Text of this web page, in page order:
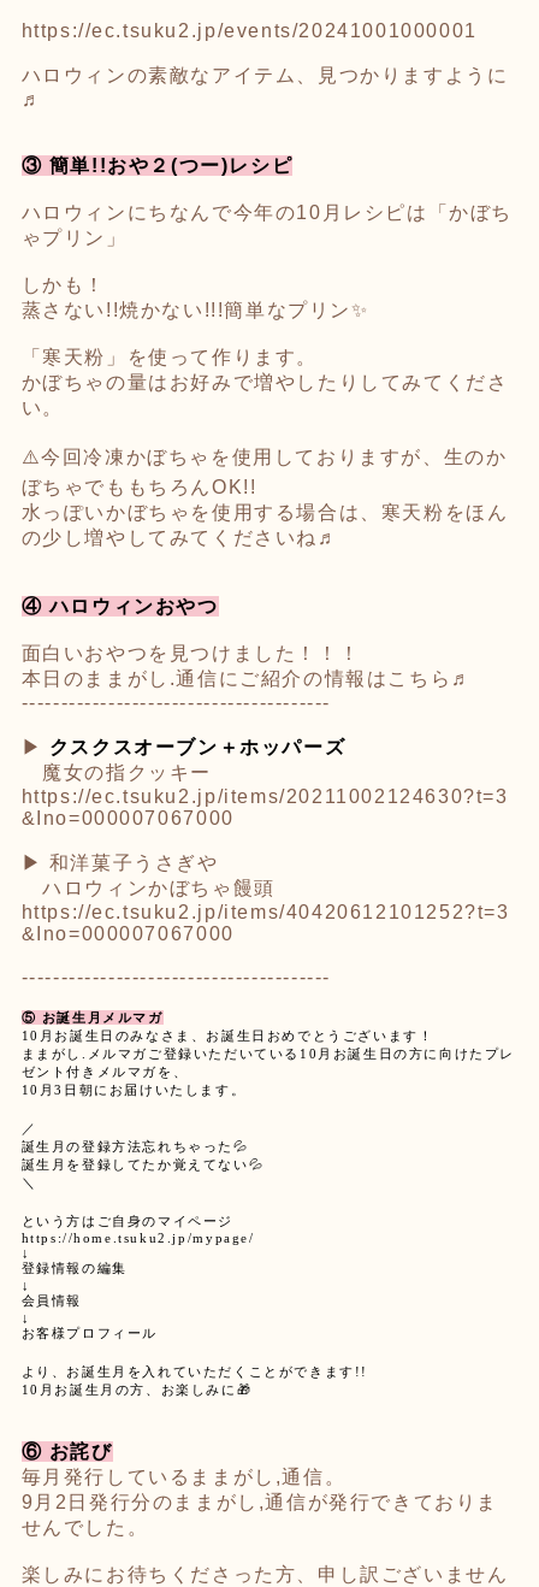
https://ec.tsuku2.jp/events/20241001000001
ハロウィンの素敵なアイテム、見つかりますように
♬
③ 簡単!!おや２(つー)レシピ
ハロウィンにちなんで今年の10月レシピは「かぼち
ゃプリン」
しかも！
蒸さない!!焼かない!!!簡単なプリン✨
「寒天粉」を使って作ります。
かぼちゃの量はお好みで増やしたりしてみてくださ
い。
⚠️今回冷凍かぼちゃを使用しておりますが、生のか
ぼちゃでももちろんOK!!
水っぽいかぼちゃを使用する場合は、寒天粉をほん
の少し増やしてみてくださいね♬
④ ハロウィンおやつ
面白いおやつを見つけました！！！
本日のままがし.通信にご紹介の情報はこちら♬
---------------------------------------
▶︎ クスクスオーブン＋ホッパーズ
魔女の指クッキー
https://ec.tsuku2.jp/items/20211002124630?t=3
&Ino=000007067000
▶︎ 和洋菓子うさぎや
ハロウィンかぼちゃ饅頭
https://ec.tsuku2.jp/items/40420612101252?t=3
&Ino=000007067000
---------------------------------------
⑤ お誕生月メルマガ
10月お誕生日のみなさま、お誕生日おめでとうございます！
ままがし.メルマガご登録いただいている10月お誕生日の方に向けたプレ
ゼント付きメルマガを、
10月3日朝にお届けいたします。
／
誕生月の登録方法忘れちゃった 💦
誕生月を登録してたか覚えてない💦
＼
という方はご自身のマイページ
https://home.tsuku2.jp/mypage/
↓
登録情報の編集
↓
会員情報
↓
お客様プロフィール
より、お誕生月を入れていただくことができます!!
10月お誕生月の方、お楽しみに 🎁
⑥ お詫び
毎月発行しているままがし,通信。
9月2日発行分のままがし,通信が発行できておりま
せんでした。
楽しみにお待ちくださった方、申し訳ございません